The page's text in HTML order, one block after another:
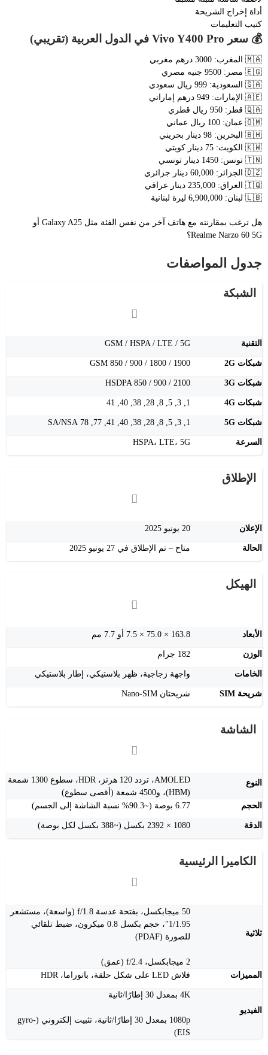
أداة إخراج الشريحة
كتيب التعليمات
💰 سعر Vivo Y400 Pro في الدول العربية (تقريبي)
🇲🇦 المغرب: 3000 درهم مغربي
🇪🇬 مصر: 9500 جنيه مصري
🇸🇦 السعودية: 999 ريال سعودي
🇦🇪 الإمارات: 949 درهم إماراتي
🇶🇦 قطر: 950 ريال قطري
🇴🇲 عمان: 100 ريال عماني
🇧🇭 البحرين: 98 دينار بحريني
🇰🇼 الكويت: 75 دينار كويتي
🇹🇳 تونس: 1450 دينار تونسي
🇩🇿 الجزائر: 60,000 دينار جزائري
🇮🇶 العراق: 235,000 دينار عراقي
🇱🇧 لبنان: 6,900,000 ليرة لبنانية
هل ترغب بمقارنته مع هاتف آخر من نفس الفئة مثل Galaxy A25 أو
Realme Narzo 60 5G؟
جدول المواصفات
الشبكة
التقنية GSM / HSPA / LTE / 5G
شبكات 2G GSM 850 / 900 / 1800 / 1900
شبكات 3G HSDPA 850 / 900 / 2100
شبكات 4G 1, 3, 5, 8, 28, 38, 40, 41
شبكات 5G 1, 3, 5, 8, 28, 38, 40, 41, 77, 78 SA/NSA
السرعة HSPA، LTE، 5G
الإطلاق
الإعلان 20 يونيو 2025
الحالة متاح – تم الإطلاق في 27 يونيو 2025
الهيكل
الأبعاد 163.8 × 75.0 × 7.5 أو 7.7 مم
الوزن 182 جرام
الخامات واجهة زجاجية، ظهر بلاستيكي، إطار بلاستيكي
شريحة SIM شريحتان Nano-SIM
الشاشة
النوع
AMOLED، تردد 120 هرتز، HDR، سطوع 1300 شمعة
(HBM)، و4500 شمعة (أقصى سطوع)
الحجم
6.77 بوصة (~90.3% نسبة الشاشة إلى الجسم)
الدقة 1080 × 2392 بكسل (~388 بكسل لكل بوصة)
الكاميرا الرئيسية
ثلاثية
50 ميجابكسل، بفتحة عدسة f/1.8 (واسعة)، مستشعر
1/1.95"، حجم بكسل 0.8 ميكرون، ضبط تلقائي
للصورة (PDAF)
2 ميجابكسل، f/2.4 (عمق)
المميزات
فلاش LED على شكل حلقة، بانوراما، HDR
الفيديو
4K بمعدل 30 إطارًا/ثانية
1080p بمعدل 30 إطارًا/ثانية، تثبيت إلكتروني (gyro-
EIS)